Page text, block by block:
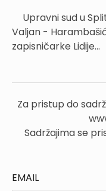
Upravni sud u
Valjan -
zapisničarke Lidije...
Za pristup do
Sadržajima se
EMAIL